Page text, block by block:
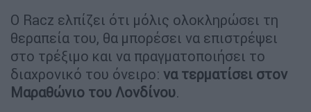
Ο Racz ελπίζει ότι μόλις ολοκληρώσει τη
θεραπεία του, θα μπορέσει να επιστρέψει
στο τρέξιμο και να πραγματοποιήσει το
διαχρονικό του όνειρο: να τερματίσει στον
Μαραθώνιο του Λονδίνου.